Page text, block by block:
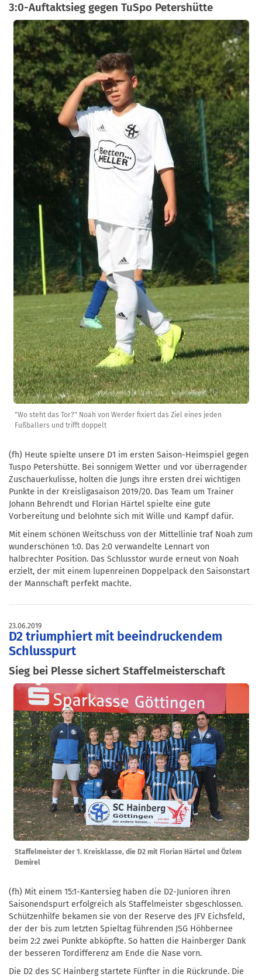
3:0-Auftaktsieg gegen TuSpo Petershütte
"Wo steht das Tor?" Noah von Werder fixiert das Ziel eines jeden
Fußballers und trifft doppelt
(fh) Heute spielte unsere D1 im ersten Saison-Heimspiel gegen
Tuspo Petershütte. Bei sonnigem Wetter und vor überragender
Zuschauerkulisse, holten die Jungs ihre ersten drei wichtigen
Punkte in der Kreisligasaison 2019/20. Das Team um Trainer
Johann Behrendt und Florian Härtel spielte eine gute
Vorbereitung und belohnte sich mit Wille und Kampf dafür.
Mit einem schönen Weitschuss von der Mittellinie traf Noah zum
wunderschönen 1:0. Das 2:0 verwandelte Lennart von
halbrechter Position. Das Schlusstor wurde erneut von Noah
erzielt, der mit einem lupenreinen Doppelpack den Saisonstart
der Mannschaft perfekt machte.
23.06.2019
D2 triumphiert mit beeindruckendem
Schlusspurt
Sieg bei Plesse sichert Staffelmeisterschaft
Staffelmeister der 1. Kreisklasse, die D2 mit Florian Härtel und Özlem
Demirel
(fh) Mit einem 15:1-Kantersieg haben die D2-Junioren ihren
Saisonendspurt erfolgreich als Staffelmeister sbgeschlossen.
Schützenhilfe bekamen sie von der Reserve des JFV Eichsfeld,
der der bis zum letzten Spieltag führenden JSG Höhbernee
beim 2:2 zwei Punkte abköpfte. So hatten die Hainberger Dank
der besseren Tordifferenz am Ende die Nase vorn.
Die D2 des SC Hainberg startete Fünfter in die Rückrunde. Die